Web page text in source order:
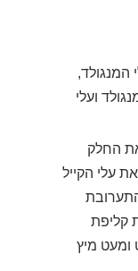
המנגולד,
ועלי
החלק
עלי הקייל
קליפת
ומעט מיץ